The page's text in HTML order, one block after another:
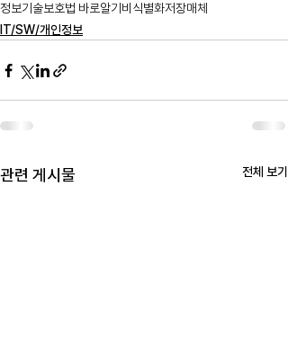
정보기술보호법 바로알기 비식별화저장매체
IT/SW/개인정보
관련 게시물 전체 보기